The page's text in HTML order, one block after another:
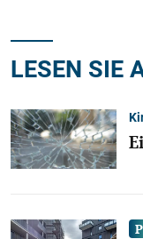
LESEN SIE